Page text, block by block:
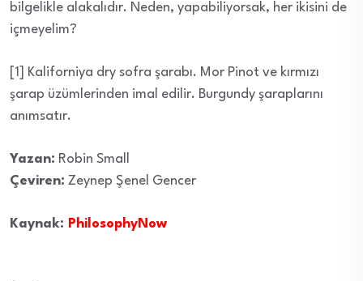
bilgelikle alakalıdır. Neden, yapabiliyorsak, her ikisini de
içmeyelim?
[1] Kaliforniya dry sofra şarabı. Mor Pinot ve kırmızı
şarap üzümlerinden imal edilir. Burgundy şaraplarını
anımsatır.
Yazan: Robin Small
Çeviren: Zeynep Şenel Gencer
Kaynak: PhilosophyNow